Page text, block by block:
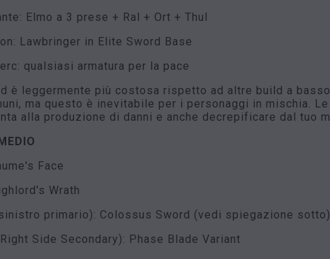
Elmo a 3 prese + Ral + Ort + Thul
Lawbringer in Elite Sword Base
qualsiasi armatura per la pace
è leggermente più costosa rispetto ad altre build a
ma questo è inevitabile per i personaggi in mischia.
alla produzione di danni e anche decrepificare dal tuo
Face
Wrath
primario): Colossus Sword (vedi spiegazione sotto)
Side Secondary): Phase Blade Variant